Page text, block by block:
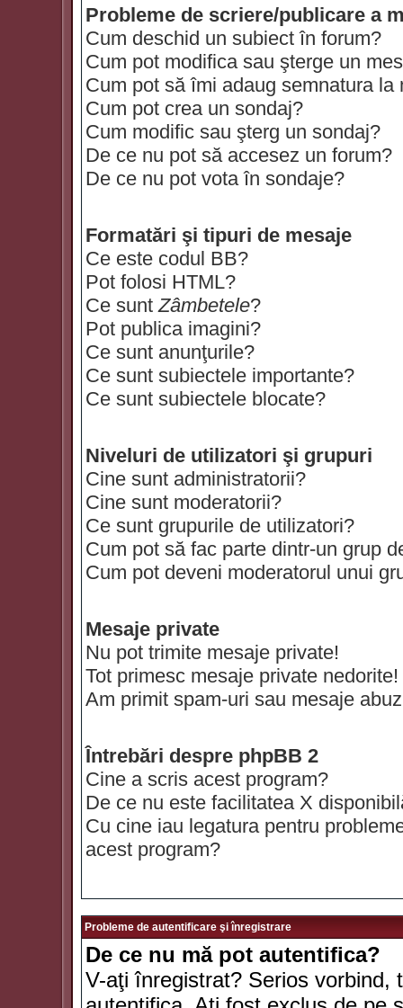
Probleme de scriere/publicare a
Cum deschid un subiect în forum?
Cum pot modifica sau şterge un
Cum pot să îmi adaug semnatura la
Cum pot crea un sondaj?
Cum modific sau şterg un sondaj?
De ce nu pot să accesez un forum?
De ce nu pot vota în sondaje?
Formatări şi tipuri de mesaje
Ce este codul BB?
Pot folosi HTML?
Ce suntZâmbetele?
Pot publica imagini?
Ce sunt anunţurile?
Ce sunt subiectele importante?
Ce sunt subiectele blocate?
Niveluri de utilizatori şi grupuri
Cine sunt administratorii?
Cine sunt moderatorii?
Ce sunt grupurile de utilizatori?
Cum pot să fac parte dintr-un grup
Cum pot deveni moderatorul unui
Mesaje private
Nu pot trimite mesaje private!
Tot primesc mesaje private nedorite!
Am primit spam-uri sau mesaje
Întrebări despre phpBB 2
Cine a scris acest program?
De ce nu este facilitatea X
Cu cine iau legatura pentru
acest program?
Probleme de autentificare şi înregistrare
De ce nu mă pot autentifica?
V-aţi înregistrat? Serios vorbind,